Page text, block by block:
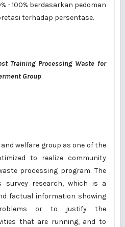
- 100% berdasarkan pedoman
terhadap persentase.
Training Processing Waste for
Group
welfare group as one of the
to realize community
processing program. The
survey research, which is a
factual information showing
or to justify the
that are running, and to